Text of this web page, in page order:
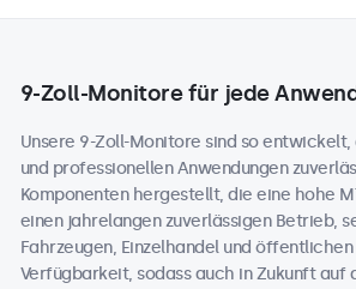
9-Zoll-Monitore für jede
Unsere 9-Zoll-Monitore sind so
und professionellen Anwendungen
Komponenten hergestellt, die eine hohe
einen jahrelangen zuverlässigen Betrieb,
Fahrzeugen, Einzelhandel und
Verfügbarkeit, sodass auch in Zukunft auf